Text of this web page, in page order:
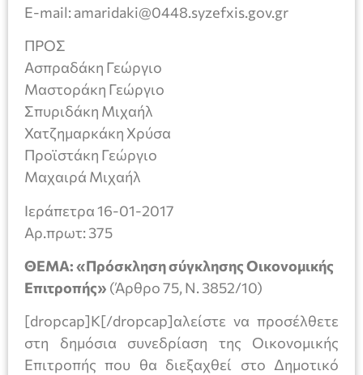
E-mail: amaridaki@0448.syzefxis.gov.gr
ΠΡΟΣ
Ασπραδάκη Γεώργιο
Μαστοράκη Γεώργιο
Σπυριδάκη Μιχαήλ
Χατζημαρκάκη Χρύσα
Προϊστάκη Γεώργιο
Μαχαιρά Μιχαήλ
Ιεράπετρα 16-01-2017
Aρ.πρωτ: 375
ΘΕΜΑ: «Πρόσκληση σύγκλησης Οικονομικής
Επιτροπής» (Άρθρο 75, Ν. 3852/10)
[dropcap]Κ[/dropcap]αλείστε να προσέλθετε
στη δημόσια συνεδρίαση της Οικονομικής
Επιτροπής που θα διεξαχθεί στο Δημοτικό